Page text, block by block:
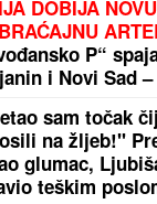
ZALEČIO ME JE
emotivnija!